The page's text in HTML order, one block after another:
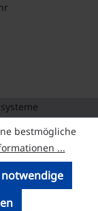
bestmögliche
...